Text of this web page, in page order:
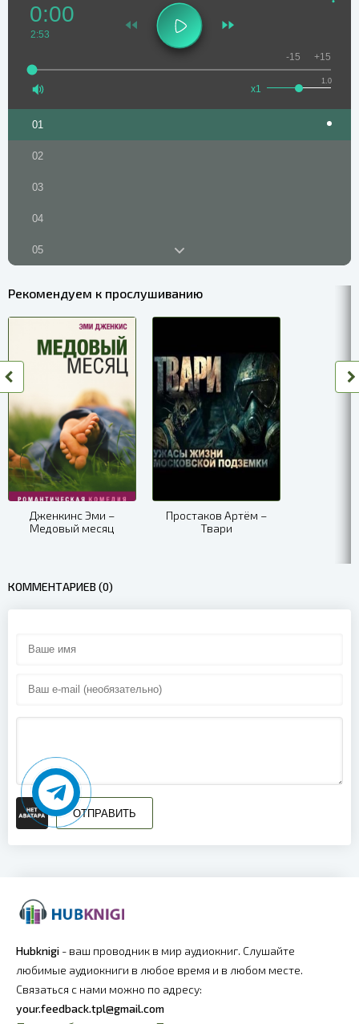
0:00
2:53
1.0
x1
-15 +15
01
02
03
04
05
08
10
11
12
13
14
16
18
19
20
22
23
24
25
26
28
Рекомендуем к прослушиванию
Дженкинс Эми –
Медовый месяц
Простаков Артём –
Твари
КОММЕНТАРИЕВ (0)
ОТПРАВИТЬ
Hubknigi - ваш проводник в мир аудиокниг. Слушайте
любимые аудиокниги в любое время и в любом месте.
Связаться с нами можно по адресу:
your.feedback.tpl@gmail.com